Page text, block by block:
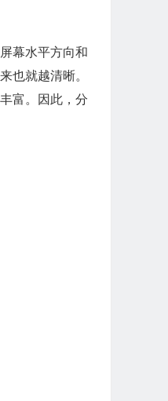
幕水平方向和
也就越清晰。
富。因此，分